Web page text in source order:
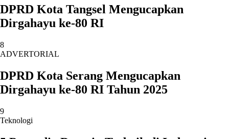
DPRD Kota Tangsel Mengucapkan
Dirgahayu ke-80 RI
8
ADVERTORIAL
DPRD Kota Serang Mengucapkan
Dirgahayu ke-80 RI Tahun 2025
9
Teknologi